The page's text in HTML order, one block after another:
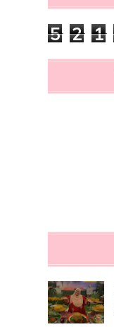
5 2 1